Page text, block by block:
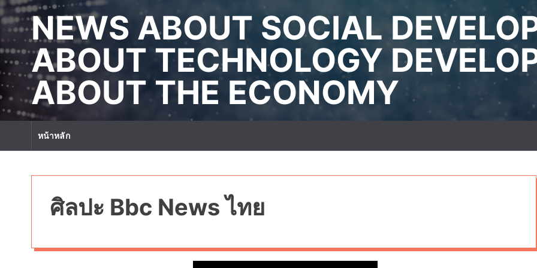
S
k
p
o
c
o
n
t
n
NEWS ABOUT SOCIAL
ABOUT TECHNOLOGY
ABOUT THE ECONOMY
หน้าหลัก
ศิลปะ Bbc News ไทย